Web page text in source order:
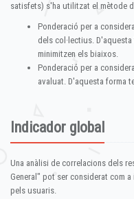
satisfets) s'ha utilitzat el mètode
Ponderació per a
dels col·lectius.
minimitzen els biaixos.
Ponderació per a
avaluat. D'aquesta forma
Indicador global
Una anàlisi de correlacions dels
General" pot ser considerat com
pels usuaris.